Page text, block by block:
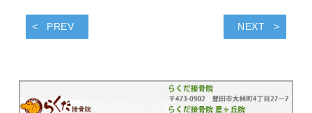
PREV NEXT